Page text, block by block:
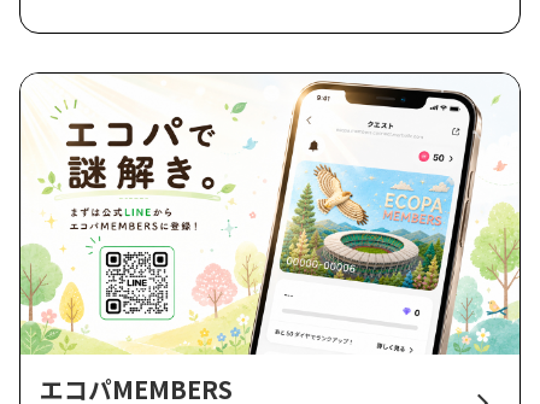
エコパMEMBERS